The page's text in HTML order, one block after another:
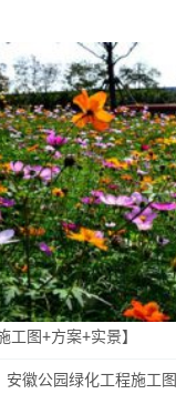
工图+方案+实景】
安徽公园绿化工程施工图